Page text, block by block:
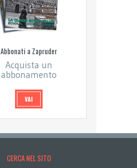
Abbonati a Zapruder
Acquista un
abbonamento
VAI
CERCA NEL SITO